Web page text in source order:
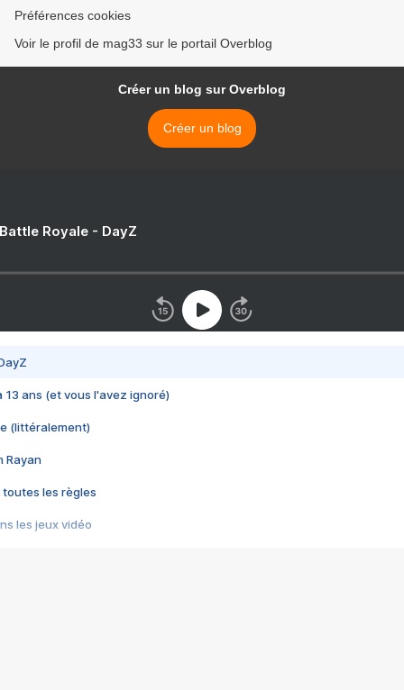
Préférences cookies
Voir le profil de mag33 sur le portail Overblog
Créer un blog sur Overblog
Créer un blog
Royale - DayZ
13 ans (et vous l'avez ignoré)
(littéralement)
Rayan
toutes les règles
les jeux vidéo